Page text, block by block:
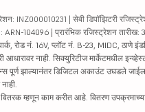
INZ000010231 | सेबी डिपॉझिटरी
104096 | प्रारंभिक रजिस्ट्रेशन
नं. 16V, प्लॉट नं. B-23, MIDC, ठाणे
नाही. सिक्युरिटीज मार्केटमधील
पूर्ण झाल्यानंतर डिजिटल अकाउंट उघडले
काम करीत आहे. वितरण उपक्रमाच्या